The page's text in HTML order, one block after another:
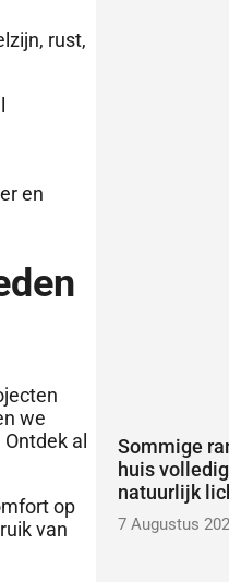
Sommige
huis
natuurlijk
7 Augustus
rust,
en
we
al
op
van